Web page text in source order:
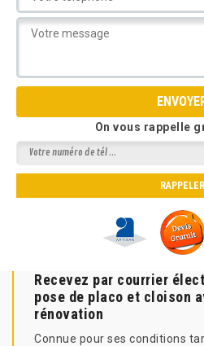
On vous rappelle
Recevez par courrier
pose de placo et cloison
rénovation
Connue pour ses conditions